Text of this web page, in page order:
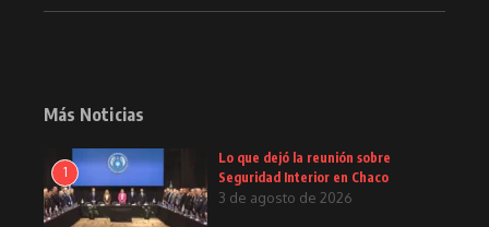
Más Noticias
1
Lo que dejó la reunión sobre
Seguridad Interior en Chaco
3 de agosto de 2026